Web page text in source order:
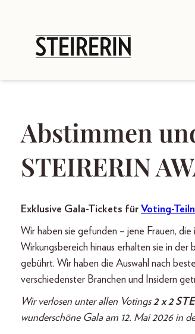
Abstimmen
STEIRERIN
Exklusive Gala-Tickets für Voting-
Wir haben sie gefunden – jene Frauen,
Wirkungsbereich hinaus erhalten sie in
gebührt. Wir haben die Auswahl nach
verschiedenster Branchen und Insidern
Wir verlosen unter allen Votings2 x 2
wunderschöne Gala am 12. Mai 2026 in